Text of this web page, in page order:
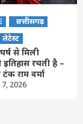
छत्तीसगढ़
लेटेस्ट
से मिली
रचती है –
टंक राम वर्मा
2026